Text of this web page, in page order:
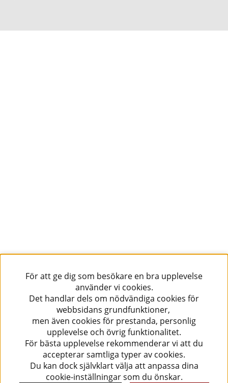
För att ge dig som besökare en bra upplevelse
använder vi cookies.
Det handlar dels om nödvändiga cookies för
webbsidans grundfunktioner,
men även cookies för prestanda, personlig
upplevelse och övrig funktionalitet.
För bästa upplevelse rekommenderar vi att du
accepterar samtliga typer av cookies.
Du kan dock självklart välja att anpassa dina
cookie-inställningar som du önskar.